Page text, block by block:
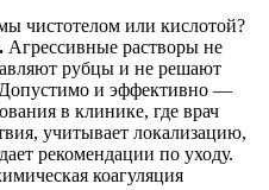
чистотелом или кислотой?
Агрессивные растворы не
рубцы и не решают
и эффективно —
в клинике, где врач
учитывает локализацию,
рекомендации по уходу.
коагуляция